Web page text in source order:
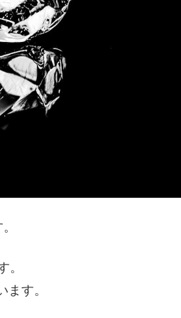
。
す。